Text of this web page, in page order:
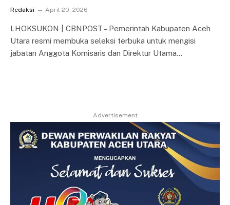
Redaksi April 20, 2026
LHOKSUKON | CBNPOST – Pemerintah Kabupaten Aceh
Utara resmi membuka seleksi terbuka untuk mengisi
jabatan Anggota Komisaris dan Direktur Utama…
Advertisement